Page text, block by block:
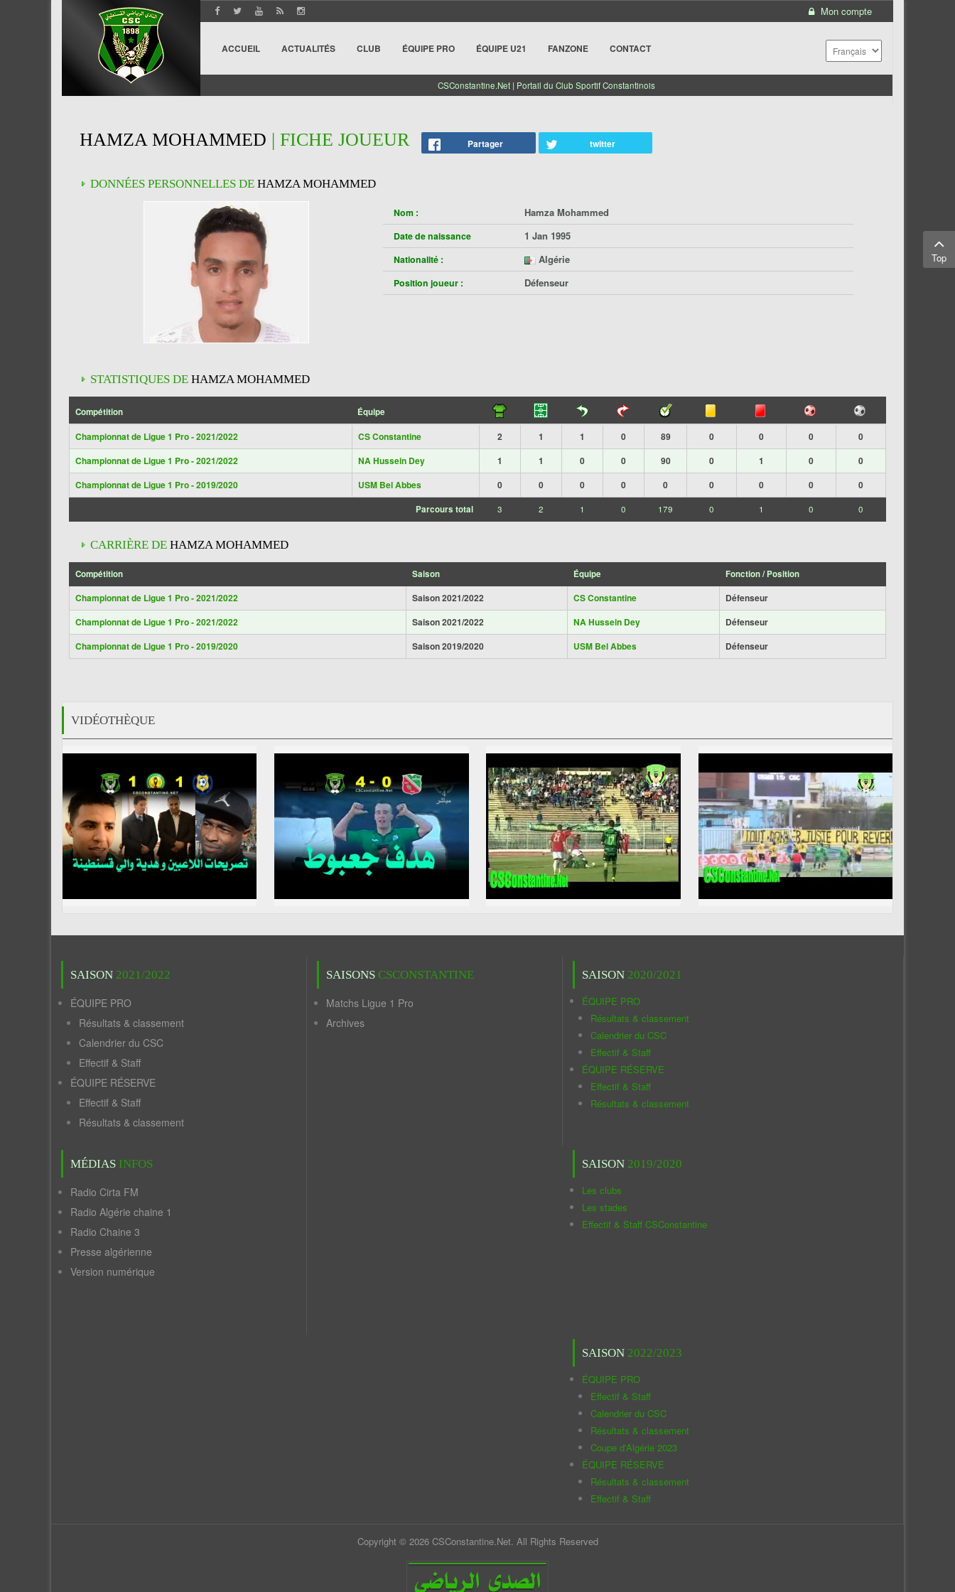
Mon compte
ACCUEIL ACTUALITÉS CLUB ÉQUIPE PRO ÉQUIPE U21 FANZONE CONTACT
CSConstantine.Net | Portail du Club Sportif Constantinois
HAMZA MOHAMMED | FICHE JOUEUR Partager twitter
DONNÉES PERSONNELLES DE HAMZA MOHAMMED
Nom : Hamza Mohammed
Date de naissance 1 Jan 1995
Nationalité : Algérie
Position joueur : Défenseur
STATISTIQUES DE HAMZA MOHAMMED
Compétition Équipe
Championnat de Ligue 1 Pro - 2021/2022 CS Constantine 2 1 1 0 89 0 0 0
0
Championnat de Ligue 1 Pro - 2021/2022
NA Hussein Dey 1 1 0 0 90 0 1 0
0
Championnat de Ligue 1 Pro - 2019/2020
USM Bel Abbes 0 0 0 0 0 0 0 0 0
Parcours total 3 2 1 0 179 0 1 0 0
CARRIÈRE DE HAMZA MOHAMMED
Compétition Saison Équipe Fonction / Position
Championnat de Ligue 1 Pro - 2021/2022 Saison 2021/2022 CS Constantine
Défenseur
Championnat de Ligue 1 Pro - 2021/2022
Saison 2021/2022 NA Hussein Dey
Défenseur
Championnat de Ligue 1 Pro - 2019/2020
Saison 2019/2020 USM Bel Abbes Défenseur
VIDÉOTHÈQUE
SAISON 2021/2022
ÉQUIPE PRO
Résultats & classement
Calendrier du CSC
Effectif & Staff
ÉQUIPE RÉSERVE
Effectif & Staff
Résultats & classement
MÉDIAS INFOS
Radio Cirta FM
Radio Algérie chaine 1
Radio Chaine 3
Presse algérienne
Version numérique
SAISONS CSCONSTANTINE
Matchs Ligue 1 Pro
Archives
SAISON 2020/2021
ÉQUIPE PRO
Résultats & classement
Calendrier du CSC
Effectif & Staff
ÉQUIPE RÉSERVE
Effectif & Staff
Résultats & classement
SAISON 2019/2020
Les clubs
Les stades
Effectif & Staff CSConstantine
SAISON 2022/2023
ÉQUIPE PRO
Effectif & Staff
Calendrier du CSC
Résultats & classement
Coupe d'Algérie 2023
ÉQUIPE RÉSERVE
Résultats & classement
Effectif & Staff
Copyright © 2026 CSConstantine.Net. All Rights Reserved
Top